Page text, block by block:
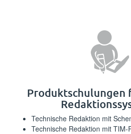
⁪⁪⁪‍‌‌‍​‌​​​‌​​‌​‌‍‍​​‌‌‍‍‌‌‍‌‌‌‍​‍​​‍‍​​​​⁪Produktschulungen
⁪⁪⁪‌​​​‍‍‌‍‌​‌‍​​‍‌​​​​‌‍​‌​‌‌‍‌​​‍​‍​​‍​​⁪Technische Redaktion mit
⁪⁪⁪‌‌​‌​‍‌​‍‌​​​‌​‌​​‍‍‌‌‍‍‍‌‍​‌‌‍‌‌​​​​‌​‍‌⁪Technische Redaktion mit TIM-